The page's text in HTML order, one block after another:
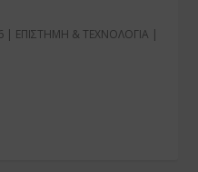
| ΕΠΙΣΤΗΜΗ & ΤΕΧΝΟΛΟΓΙΑ |